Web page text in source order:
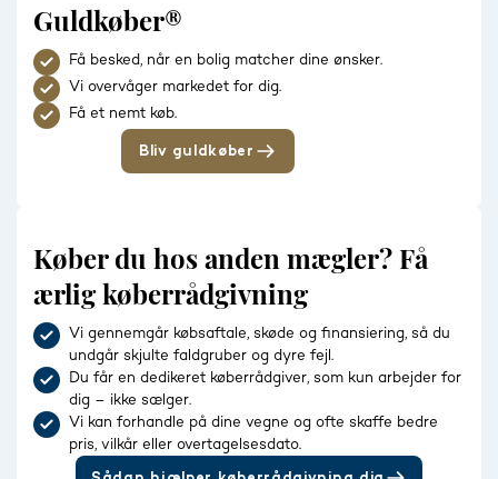
Guldkøber®
Få besked, når en bolig matcher dine ønsker.
Vi overvåger markedet for dig.
Få et nemt køb.
Bliv guldkøber
Køber du hos anden mægler? Få
ærlig køberrådgivning
Vi gennemgår købsaftale, skøde og finansiering, så du
undgår skjulte faldgruber og dyre fejl.
Du får en dedikeret køberrådgiver, som kun arbejder for
dig – ikke sælger.
Vi kan forhandle på dine vegne og ofte skaffe bedre
pris, vilkår eller overtagelsesdato.